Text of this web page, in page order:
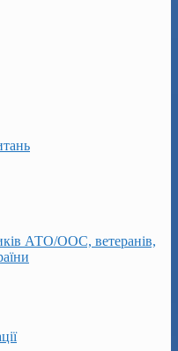
АТО/ООС, ветеранів,